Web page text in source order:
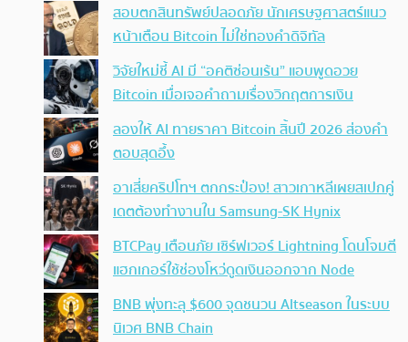
สอบตกสินทรัพย์ปลอดภัย นักเศรษฐศาสตร์แนว
หน้าเตือน Bitcoin ไม่ใช่ทองคำดิจิทัล
วิจัยใหม่ชี้ AI มี “อคติซ่อนเร้น” แอบพูดอวย
Bitcoin เมื่อเจอคำถามเรื่องวิกฤตการเงิน
ลองให้ AI ทายราคา Bitcoin สิ้นปี 2026 ส่องคำ
ตอบสุดอึ้ง
อาเสี่ยคริปโทฯ ตกกระป๋อง! สาวเกาหลีเผยสเปกคู่
เดตต้องทำงานใน Samsung-SK Hynix
BTCPay เตือนภัย เซิร์ฟเวอร์ Lightning โดนโจมตี
แฮกเกอร์ใช้ช่องโหว่ดูดเงินออกจาก Node
BNB พุ่งทะลุ $600 จุดชนวน Altseason ในระบบ
นิเวศ BNB Chain